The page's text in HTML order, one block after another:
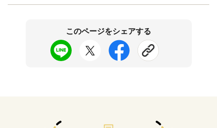
このページをシェアする